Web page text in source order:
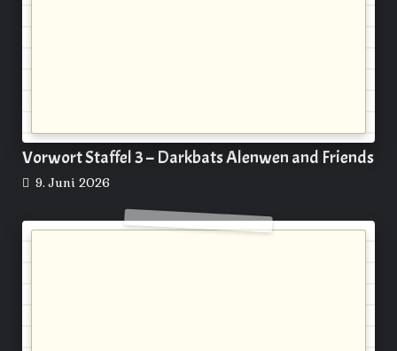
Vorwort Staffel 3 – Darkbats Alenwen and Friends
9. Juni 2026